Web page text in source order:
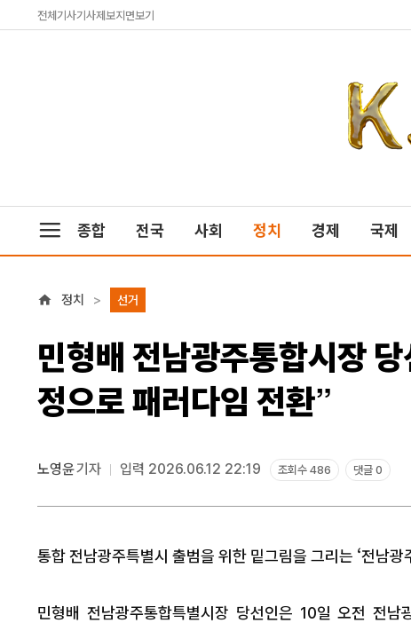
전체기사기사제보지면보기
종합 전국 사회 정치 경제 국제
정치 선거
민형배 전남광주통합시장
정으로 패러다임 전환”
노영윤기자 입력 2026.06.12 22:19 조회수 486 댓글 0
통합 전남광주특별시 출범을 위한 밑그림을 그리는 ‘전남
민형배 전남광주통합특별시장 당선인은 10일 오전 전남